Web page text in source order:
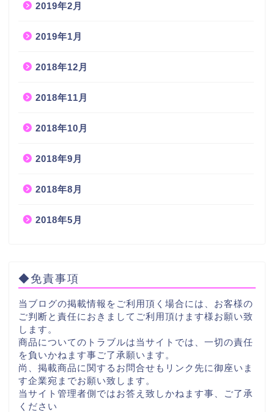
2019年2月
2019年1月
2018年12月
2018年11月
2018年10月
2018年9月
2018年8月
2018年5月
◆免責事項
当ブログの掲載情報をご利用頂く場合には、お客様の
ご判断と責任におきましてご利用頂けます様お願い致
します。
商品についてのトラブルは当サイトでは、一切の責任
を負いかねます事ご了承願います。
尚、掲載商品に関するお問合せもリンク先に御座いま
す企業宛までお願い致します。
当サイト管理者側ではお答え致しかねます事、ご了承
ください